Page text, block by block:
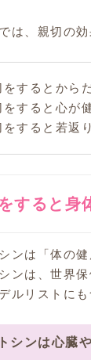
は、親切の
すると から
すると 心が
すると 若返
すると身
ンは「体の
ンは、世界
ルリストに
シンは心臓